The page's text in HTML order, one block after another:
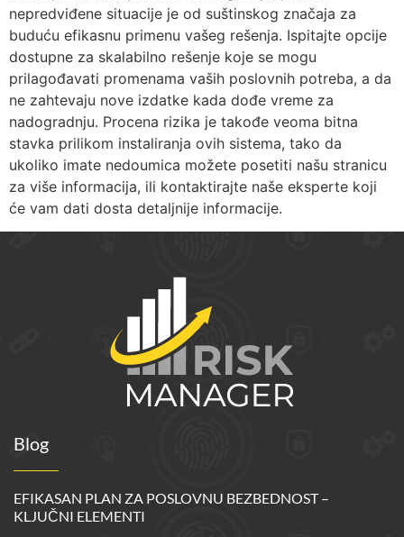
nepredviđene situacije je od suštinskog značaja za
buduću efikasnu primenu vašeg rešenja. Ispitajte opcije
dostupne za skalabilno rešenje koje se mogu
prilagođavati promenama vaših poslovnih potreba, a da
ne zahtevaju nove izdatke kada dođe vreme za
nadogradnju. Procena rizika je takođe veoma bitna
stavka prilikom instaliranja ovih sistema, tako da
ukoliko imate nedoumica možete posetiti našu stranicu
za više informacija, ili kontaktirajte naše eksperte koji
će vam dati dosta detaljnije informacije.
Blog
EFIKASAN PLAN ZA POSLOVNU BEZBEDNOST –
KLJUČNI ELEMENTI